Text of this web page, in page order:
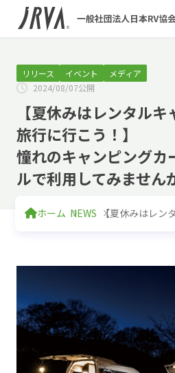
リリース イベント
メディア
2024/08/07公開
【夏休みはレンタル
旅行に行こう！】
憧れのキャンピングカ
ルで利用してみません
ホーム NEWS 【夏休みはレン